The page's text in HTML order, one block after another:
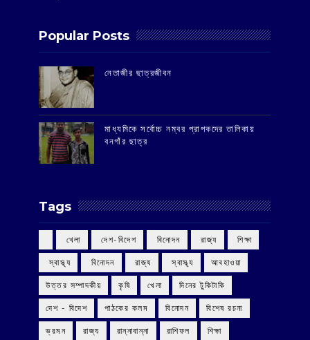
Popular Posts
‌নেতাজীর ছাত্রজীবন
মাধ্যমিকে সর্বোচ্চ নম্বর প্রাপকদের তালিকায়
বনগাঁর ছাত্র
Tags
‌ খেলা ‌ দেশ-বিদেশ ‌ বিনোদন ‌ রাজ্য ‌ শিক্ষা
‌ স্বাস্থ্য ‌ বিনোদন ‌ রাজ্য ‌ স্বাস্থ্য আবহাওয়া
উত্তর সম্পাদকীয় কৃষি খেলা দিনের টুকিটাকি
দেশ - বিদেশ পাঠকের কলম বিনোদন বিশেষ রচনা
ভ্রমন রাজ্য রান্নাবান্না রাশিফল শিক্ষা